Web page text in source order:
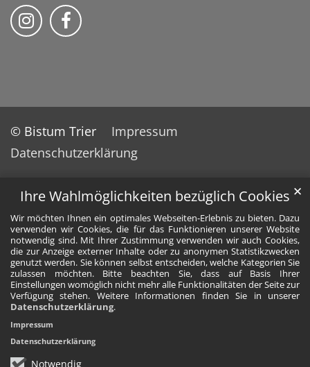
Ihre Wahlmöglichkeiten bezüglich Cookies
Wir möchten Ihnen ein optimales Webseiten-Erlebnis zu bieten. Dazu
verwenden wir Cookies, die für das Funktionieren unserer Website
notwendig sind. Mit Ihrer Zustimmung verwenden wir auch Cookies,
die zur Anzeige externer Inhalte oder zu anonymen Statistikzwecken
genutzt werden. Sie können selbst entscheiden, welche Kategorien Sie
zulassen möchten. Bitte beachten Sie, dass auf Basis Ihrer
Einstellungen womöglich nicht mehr alle Funktionalitäten der Seite zur
Verfügung stehen. Weitere Informationen finden Sie in unserer
Datenschutzerklärung.
Notwendig
✕
Impressum
Datenschutzerklärung
Folge uns auf Instragram
Folge uns auf Facebook
© Bistum Trier
Impressum
Datenschutzerklärung